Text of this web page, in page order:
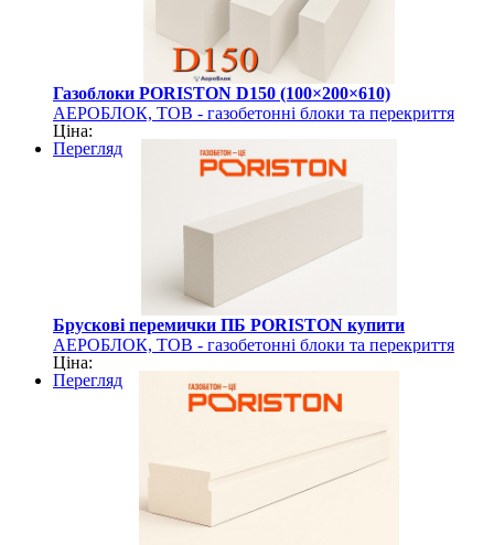
Газоблоки PORISTON D150 (100×200×610)
АЕРОБЛОК, ТОВ - газобетонні блоки та перекриття
PORISTON
Ціна:
Перегляд
Брускові перемички ПБ PORISTON купити
АЕРОБЛОК, ТОВ - газобетонні блоки та перекриття
PORISTON
Ціна:
Перегляд